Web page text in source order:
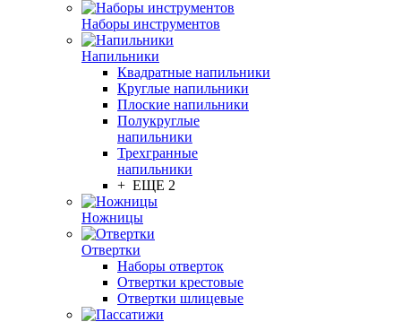
Наборы инструментов
Напильники
Квадратные напильники
Круглые напильники
Плоские напильники
Полукруглые
напильники
Трехгранные
напильники
+ ЕЩЕ 2
Ножницы
Отвертки
Наборы отверток
Отвертки крестовые
Отвертки шлицевые